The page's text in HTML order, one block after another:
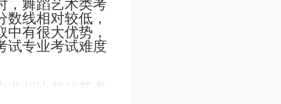
，舞蹈艺术类考
线相对较低，
有很大优势，
试专业考试难度
业相比其他艺考